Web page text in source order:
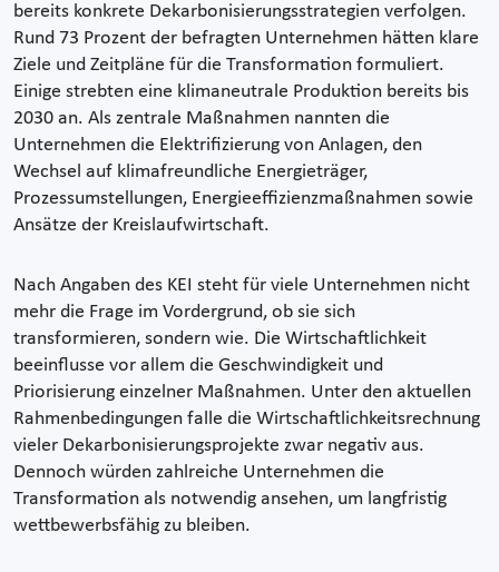
bereits konkrete Dekarbonisierungsstrategien verfolgen.
Rund 73 Prozent der befragten Unternehmen hätten klare
Ziele und Zeitpläne für die Transformation formuliert.
Einige strebten eine klimaneutrale Produktion bereits bis
2030 an. Als zentrale Maßnahmen nannten die
Unternehmen die Elektrifizierung von Anlagen, den
Wechsel auf klimafreundliche Energieträger,
Prozessumstellungen, Energieeffizienzmaßnahmen sowie
Ansätze der Kreislaufwirtschaft.
Nach Angaben des KEI steht für viele Unternehmen nicht
mehr die Frage im Vordergrund, ob sie sich
transformieren, sondern wie. Die Wirtschaftlichkeit
beeinflusse vor allem die Geschwindigkeit und
Priorisierung einzelner Maßnahmen. Unter den aktuellen
Rahmenbedingungen falle die Wirtschaftlichkeitsrechnung
vieler Dekarbonisierungsprojekte zwar negativ aus.
Dennoch würden zahlreiche Unternehmen die
Transformation als notwendig ansehen, um langfristig
wettbewerbsfähig zu bleiben.